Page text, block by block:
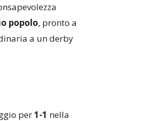
popolo, pronto a
a un derby
per1-1 nella